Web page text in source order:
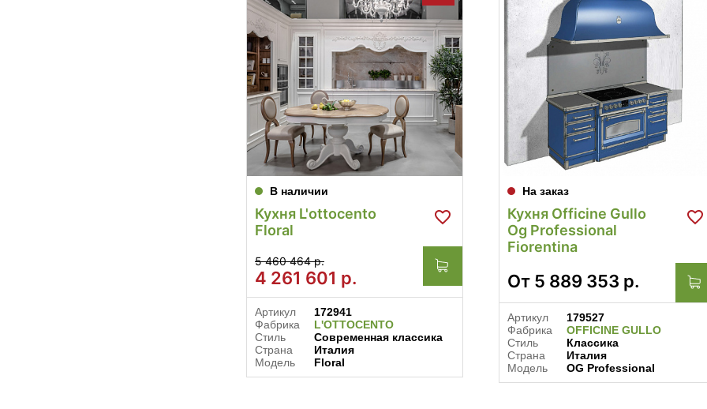
В наличии
Кухня L'ottocento
Floral
5 460 464 р.
4 261 601 р.
Артикул
172941
Фабрика
L'OTTOCENTO
Стиль
Современная классика
Страна
Италия
Модель
Floral
На заказ
Кухня Officine Gullo
Og Professional
Fiorentina
От 5 889 353 р.
Артикул
179527
Фабрика
OFFICINE GULLO
Стиль
Классика
Страна
Италия
Модель
OG Professional